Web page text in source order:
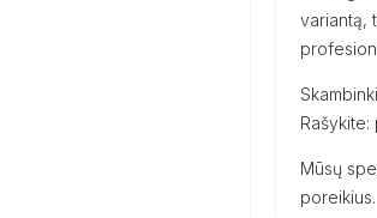
variantą,
Rašykite:
Mūsų
poreikius.